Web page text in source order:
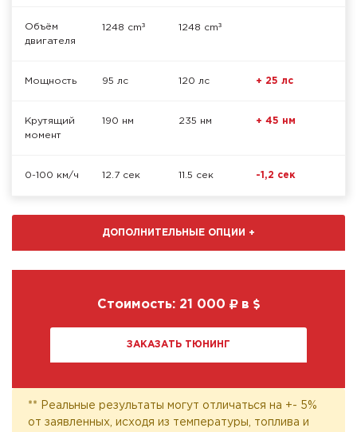
Объём
двигателя
1248 cm³ 1248 cm³
Мощность 95 лс 120 лс + 25 лс
Крутящий
момент
190 нм 235 нм + 45 нм
0-100 км/ч 12.7 сек 11.5 сек -1,2 сек
ДОПОЛНИТЕЛЬНЫЕ ОПЦИИ +
Стоимость: 21 000 в
ЗАКАЗАТЬ ТЮНИНГ
** Реальные результаты могут отличаться на +- 5%
от заявленных, исходя из температуры, топлива и